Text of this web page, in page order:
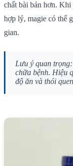
chất bài bản hơn.
hợp lý, magie có thể
gian.
Lưu ý quan
chữa bệnh. Hiệu
độ ăn và thói